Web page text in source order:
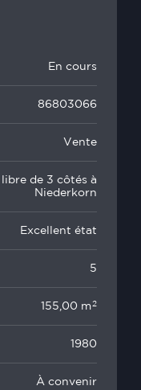
En cours
86803066
Vente
de 3 côtés à
Niederkorn
Excellent état
5
155,00 m2
1980
À convenir